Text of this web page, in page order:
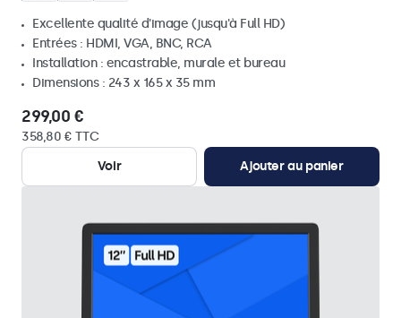
Excellente qualité d'image (jusqu'à Full HD)
Entrées : HDMI, VGA, BNC, RCA
Installation : encastrable, murale et bureau
Dimensions : 243 x 165 x 35 mm
299,00 €
358,80 € TTC
Voir
Ajouter au panier